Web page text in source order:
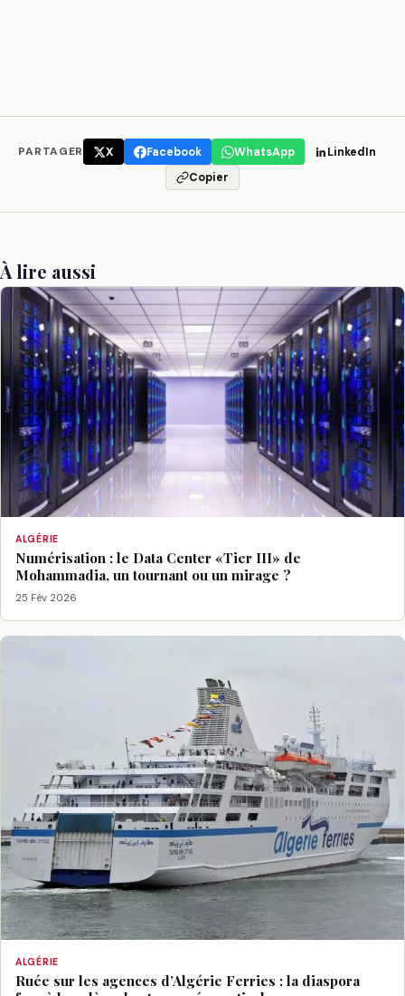
PARTAGER X Facebook WhatsApp
LinkedIn
Copier
À lire aussi
ALGÉRIE
Numérisation : le Data Center «Tier III» de
Mohammadia, un tournant ou un mirage ?
25 Fév 2026
ALGÉRIE
Ruée sur les agences d’Algérie Ferries : la diaspora